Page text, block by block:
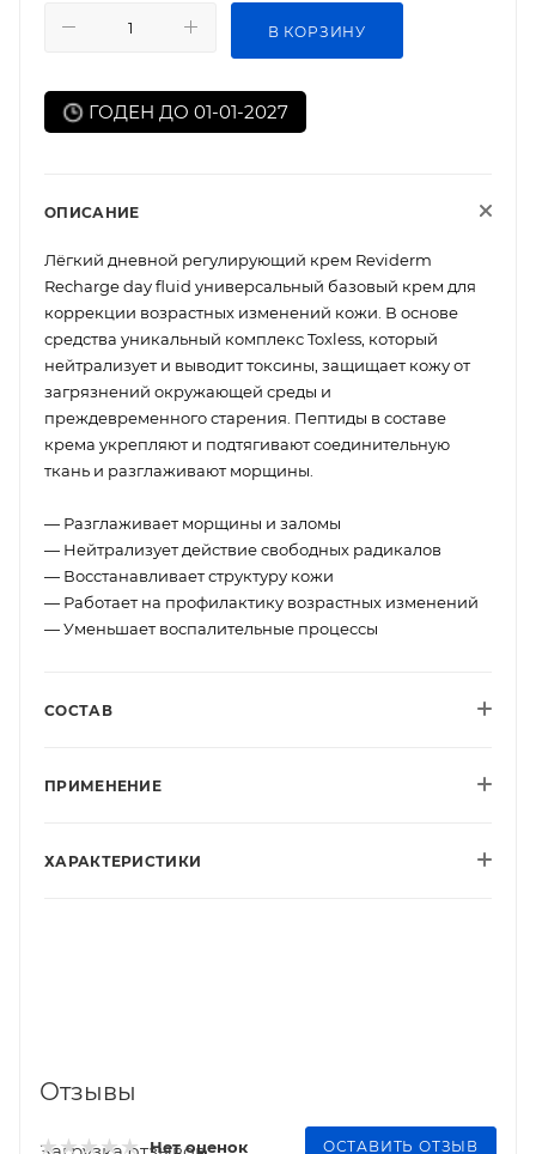
В КОРЗИНУ
ГОДЕН ДО 01-01-2027
ОПИСАНИЕ
Лёгкий дневной регулирующий крем Reviderm
Recharge day fluid универсальный базовый крем для
коррекции возрастных изменений кожи. В основе
средства уникальный комплекс Toxless, который
нейтрализует и выводит токсины, защищает кожу от
загрязнений окружающей среды и
преждевременного старения. Пептиды в составе
крема укрепляют и подтягивают соединительную
ткань и разглаживают морщины.
— Разглаживает морщины и заломы
— Нейтрализует действие свободных радикалов
— Восстанавливает структуру кожи
— Работает на профилактику возрастных изменений
— Уменьшает воспалительные процессы
СОСТАВ
ПРИМЕНЕНИЕ
ХАРАКТЕРИСТИКИ
Отзывы
Нет оценок ОСТАВИТЬ ОТЗЫВ